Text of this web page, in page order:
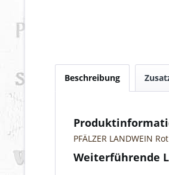
Beschreibung
PFÄLZER LANDWEIN
Weiterführende